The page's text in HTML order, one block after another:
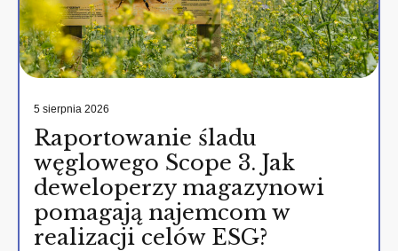
5 sierpnia 2026
Raportowanie śladu
węglowego Scope 3. Jak
deweloperzy magazynowi
pomagają najemcom w
realizacji celów ESG?